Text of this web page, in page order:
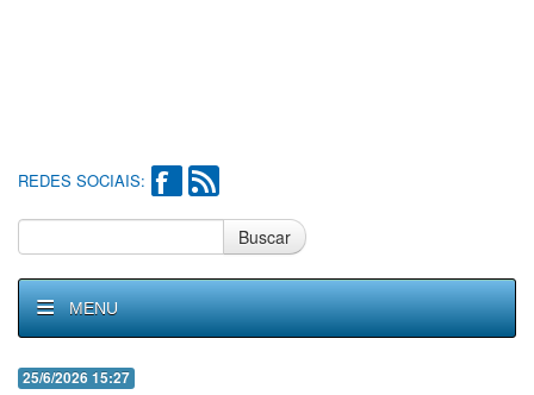
REDES SOCIAIS:
Buscar
MENU
25/6/2026 15:27